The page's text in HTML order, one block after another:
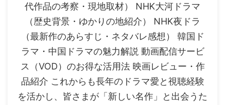
代作品の考察・現地取材） NHK大河ドラマ
（歴史背景・ゆかりの地紹介） NHK夜ドラ
（最新作のあらすじ・ネタバレ感想） 韓国ド
ラマ・中国ドラマの魅力解説 動画配信サービ
ス（VOD）のお得な活用法 映画レビュー・作
品紹介 これからも長年のドラマ愛と視聴経験
を活かし、皆さまが「新しい名作」と出会うた